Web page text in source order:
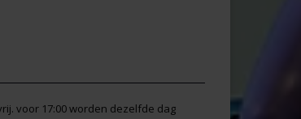
voor 17:00 worden dezelfde dag